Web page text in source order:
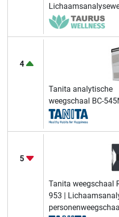
4
Tanita analytische
weegschaal BC-
5
Tanita weegschaal
953 |
personenweegschaal